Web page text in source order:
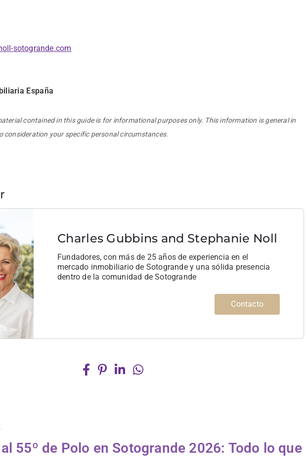
sotogrande.com
España
contained in this guide is for informational purposes only. This information is general in
consideration your specific personal circumstances.
Charles Gubbins and Stephanie Noll
Fundadores, con más de 25 años de experiencia en el
mercado inmobiliario de Sotogrande y una sólida presencia
dentro de la comunidad de Sotogrande
Contacto
55º de Polo en Sotogrande 2026: Todo lo que